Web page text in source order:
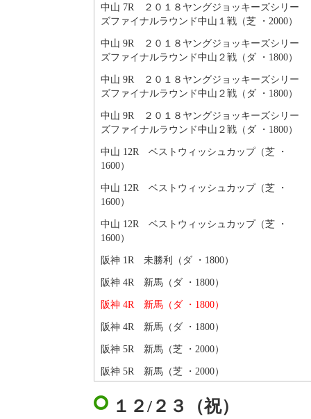
中山 7R ２０１８ヤングジョッキーズシリー
ズファイナルラウンド中山１戦（芝 ・2000）
中山 9R ２０１８ヤングジョッキーズシリー
ズファイナルラウンド中山２戦（ダ ・1800）
中山 9R ２０１８ヤングジョッキーズシリー
ズファイナルラウンド中山２戦（ダ ・1800）
中山 9R ２０１８ヤングジョッキーズシリー
ズファイナルラウンド中山２戦（ダ ・1800）
中山 12R ベストウィッシュカップ（芝 ・
1600）
中山 12R ベストウィッシュカップ（芝 ・
1600）
中山 12R ベストウィッシュカップ（芝 ・
1600）
阪神 1R 未勝利（ダ ・1800）
阪神 4R 新馬（ダ ・1800）
阪神 4R 新馬（ダ ・1800）
阪神 4R 新馬（ダ ・1800）
阪神 5R 新馬（芝 ・2000）
阪神 5R 新馬（芝 ・2000）
１２/２３（祝）